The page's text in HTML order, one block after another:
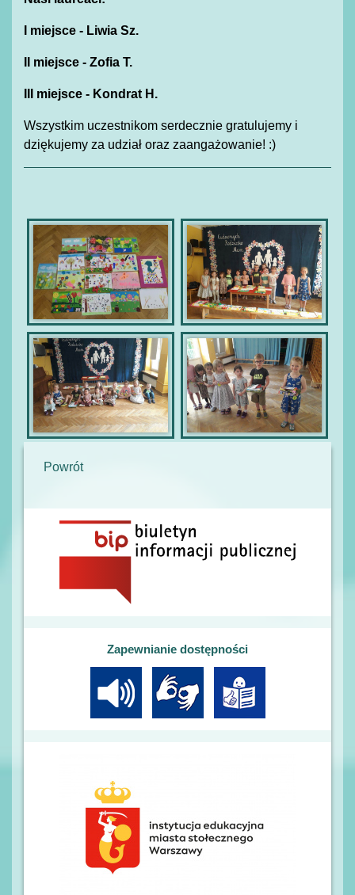
I miejsce - Liwia Sz.
II miejsce - Zofia T.
III miejsce - Kondrat H.
Wszystkim uczestnikom serdecznie gratulujemy i
dziękujemy za udział oraz zaangażowanie! :)
Powrót
Zapewnianie dostępności